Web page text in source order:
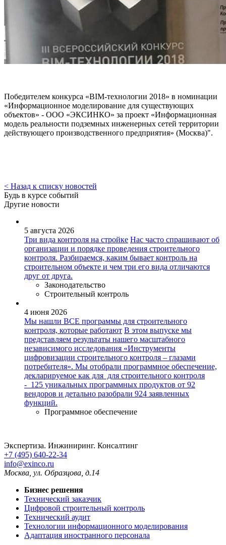
Победителем конкурса «BIM-технологии 2018» в номинации
«Информационное моделирование для существующих
объектов» - ООО «ЭКСИНКО» за проект «Информационная
модель реальности подземных инженерных сетей территории
действующего производственного предприятия» (Москва)".
< Назад к списку новостей
Будь в курсе событий
Другие новости
5 августа 2026
Три вида контроля на стройке Нас часто спрашивают об
организации и порядке проведения строительного
контроля. Разбираемся, каким бывает контроль на
строительном объекте и чем три его вида отличаются
друг от друга.
Законодательство
Строительный контроль
4 июня 2026
Мы нашли ВСЕ программы для строительного
контроля, которые работают В этом выпуске мы
представляем результаты нашего масштабного
независимого исследования «Инструменты
цифровизации строительного контроля – глазами
потребителя». Мы отобрали программное обеспечение,
декларируемое как для для строительного контроля
- 125 уникальных программных продуктов от 92
вендоров и детально разобрали 924 заявленных
функций.
Программное обеспечение
Экспертиза. Инжиниринг. Консалтинг
+7 (495) 640-22-34
info@exinco.ru
Москва ул. Образцова, д.14
Бизнес решения
Технический заказчик
Цифровой строительный контроль
Технический аудит
Технологии информационного моделирования
Адаптация иностранного персонала